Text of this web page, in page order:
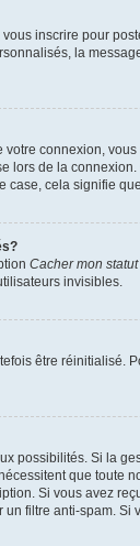
inscrire pour
la
votre connexion,
lors de la
cela signifie
Cacher mon
invisibles.
être réinitialisé.
possibilités. Si la
que toute
Si vous avez
filtre anti-spam. Si